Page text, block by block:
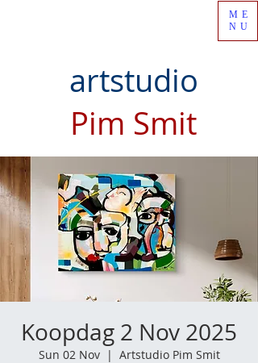
artstudio
Pim Smit
ME
NU
Koopdag 2 Nov 2025
Sun 02 Nov
  |
Artstudio Pim Smit